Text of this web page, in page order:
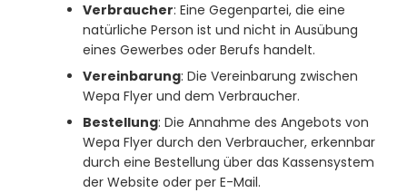
Verbraucher: Eine Gegenpartei, die eine
natürliche Person ist und nicht in Ausübung
eines Gewerbes oder Berufs handelt.
Vereinbarung: Die Vereinbarung zwischen
Wepa Flyer und dem Verbraucher.
Bestellung: Die Annahme des Angebots von
Wepa Flyer durch den Verbraucher, erkennbar
durch eine Bestellung über das Kassensystem
der Website oder per E-Mail.